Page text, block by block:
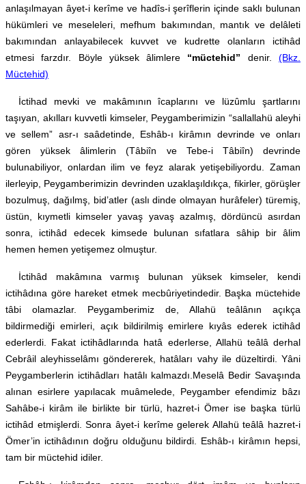
anlaşılmayan âyet-i kerîme ve hadîs-i şerîflerin içinde saklı bulunan
hükümleri ve meseleleri, mefhum bakımından, mantık ve delâleti
bakımından anlayabilecek kuvvet ve kudrette olanların ictihâd
etmesi farzdır. Böyle yüksek âlimlere “müctehid” denir.(Bkz.
Müctehid)
İctihad mevki ve makâmının îcaplarını ve lüzûmlu şartlarını
taşıyan, akılları kuvvetli kimseler, Peygamberimizin “sallallahü aleyhi
ve sellem” asr-ı saâdetinde, Eshâb-ı kirâmın devrinde ve onları
gören yüksek âlimlerin (Tâbiîn ve Tebe-i Tâbiîn) devrinde
bulunabiliyor, onlardan ilim ve feyz alarak yetişebiliyordu. Zaman
ilerleyip, Peygamberimizin devrinden uzaklaşıldıkça, fikirler, görüşler
bozulmuş, dağılmş, bid’atler (aslı dinde olmayan hurâfeler) türemiş,
üstün, kıymetli kimseler yavaş yavaş azalmış, dördüncü asırdan
sonra, ictihâd edecek kimsede bulunan sıfatlara sâhip bir âlim
hemen hemen yetişemez olmuştur.
İctihâd makâmına varmış bulunan yüksek kimseler, kendi
ictihâdına göre hareket etmek mecbûriyetindedir. Başka müctehide
tâbi olamazlar. Peygamberimiz de, Allahü teâlânın açıkça
bildirmediği emirleri, açık bildirilmiş emirlere kıyâs ederek ictihâd
ederlerdi. Fakat ictihâdlarında hatâ ederlerse, Allahü teâlâ derhal
Cebrâil aleyhisselâmı göndererek, hatâları vahy ile düzeltirdi. Yâni
Peygamberlerin ictihâdları hatâlı kalmazdı.Meselâ Bedir Savaşında
alınan esirlere yapılacak muâmelede, Peygamber efendimiz bâzı
Sahâbe-i kirâm ile birlikte bir türlü, hazret-i Ömer ise başka türlü
ictihâd etmişlerdi. Sonra âyet-i kerîme gelerek Allahü teâlâ hazret-i
Ömer’in ictihâdının doğru olduğunu bildirdi. Eshâb-ı kirâmın hepsi,
tam bir müctehid idiler.